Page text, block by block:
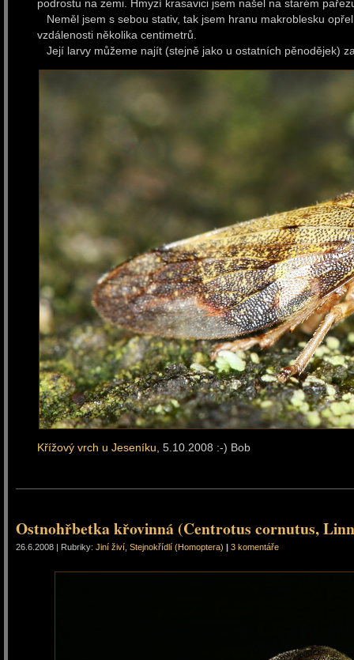
podrostu na zemi. Hmyzí krasavici jsem našel na starém
Neměl jsem s sebou stativ, tak jsem hranu makroblesku
vzdálenosti několika centimetrů.
Její larvy můžeme najít (stejně jako u ostatních pěnodějek)
Křížový vrch u Jeseníku , 5.10.2008 :-) Bob
Ostnohřbetka křovinná (Centrotus cornutus,
26.6.2008 | Rubriky: Jiní živí, Stejnokřídlí (Homoptera) 3 komentáře